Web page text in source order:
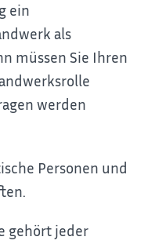
ein
als
müssen Sie Ihren
werden
Personen und
gehört jeder